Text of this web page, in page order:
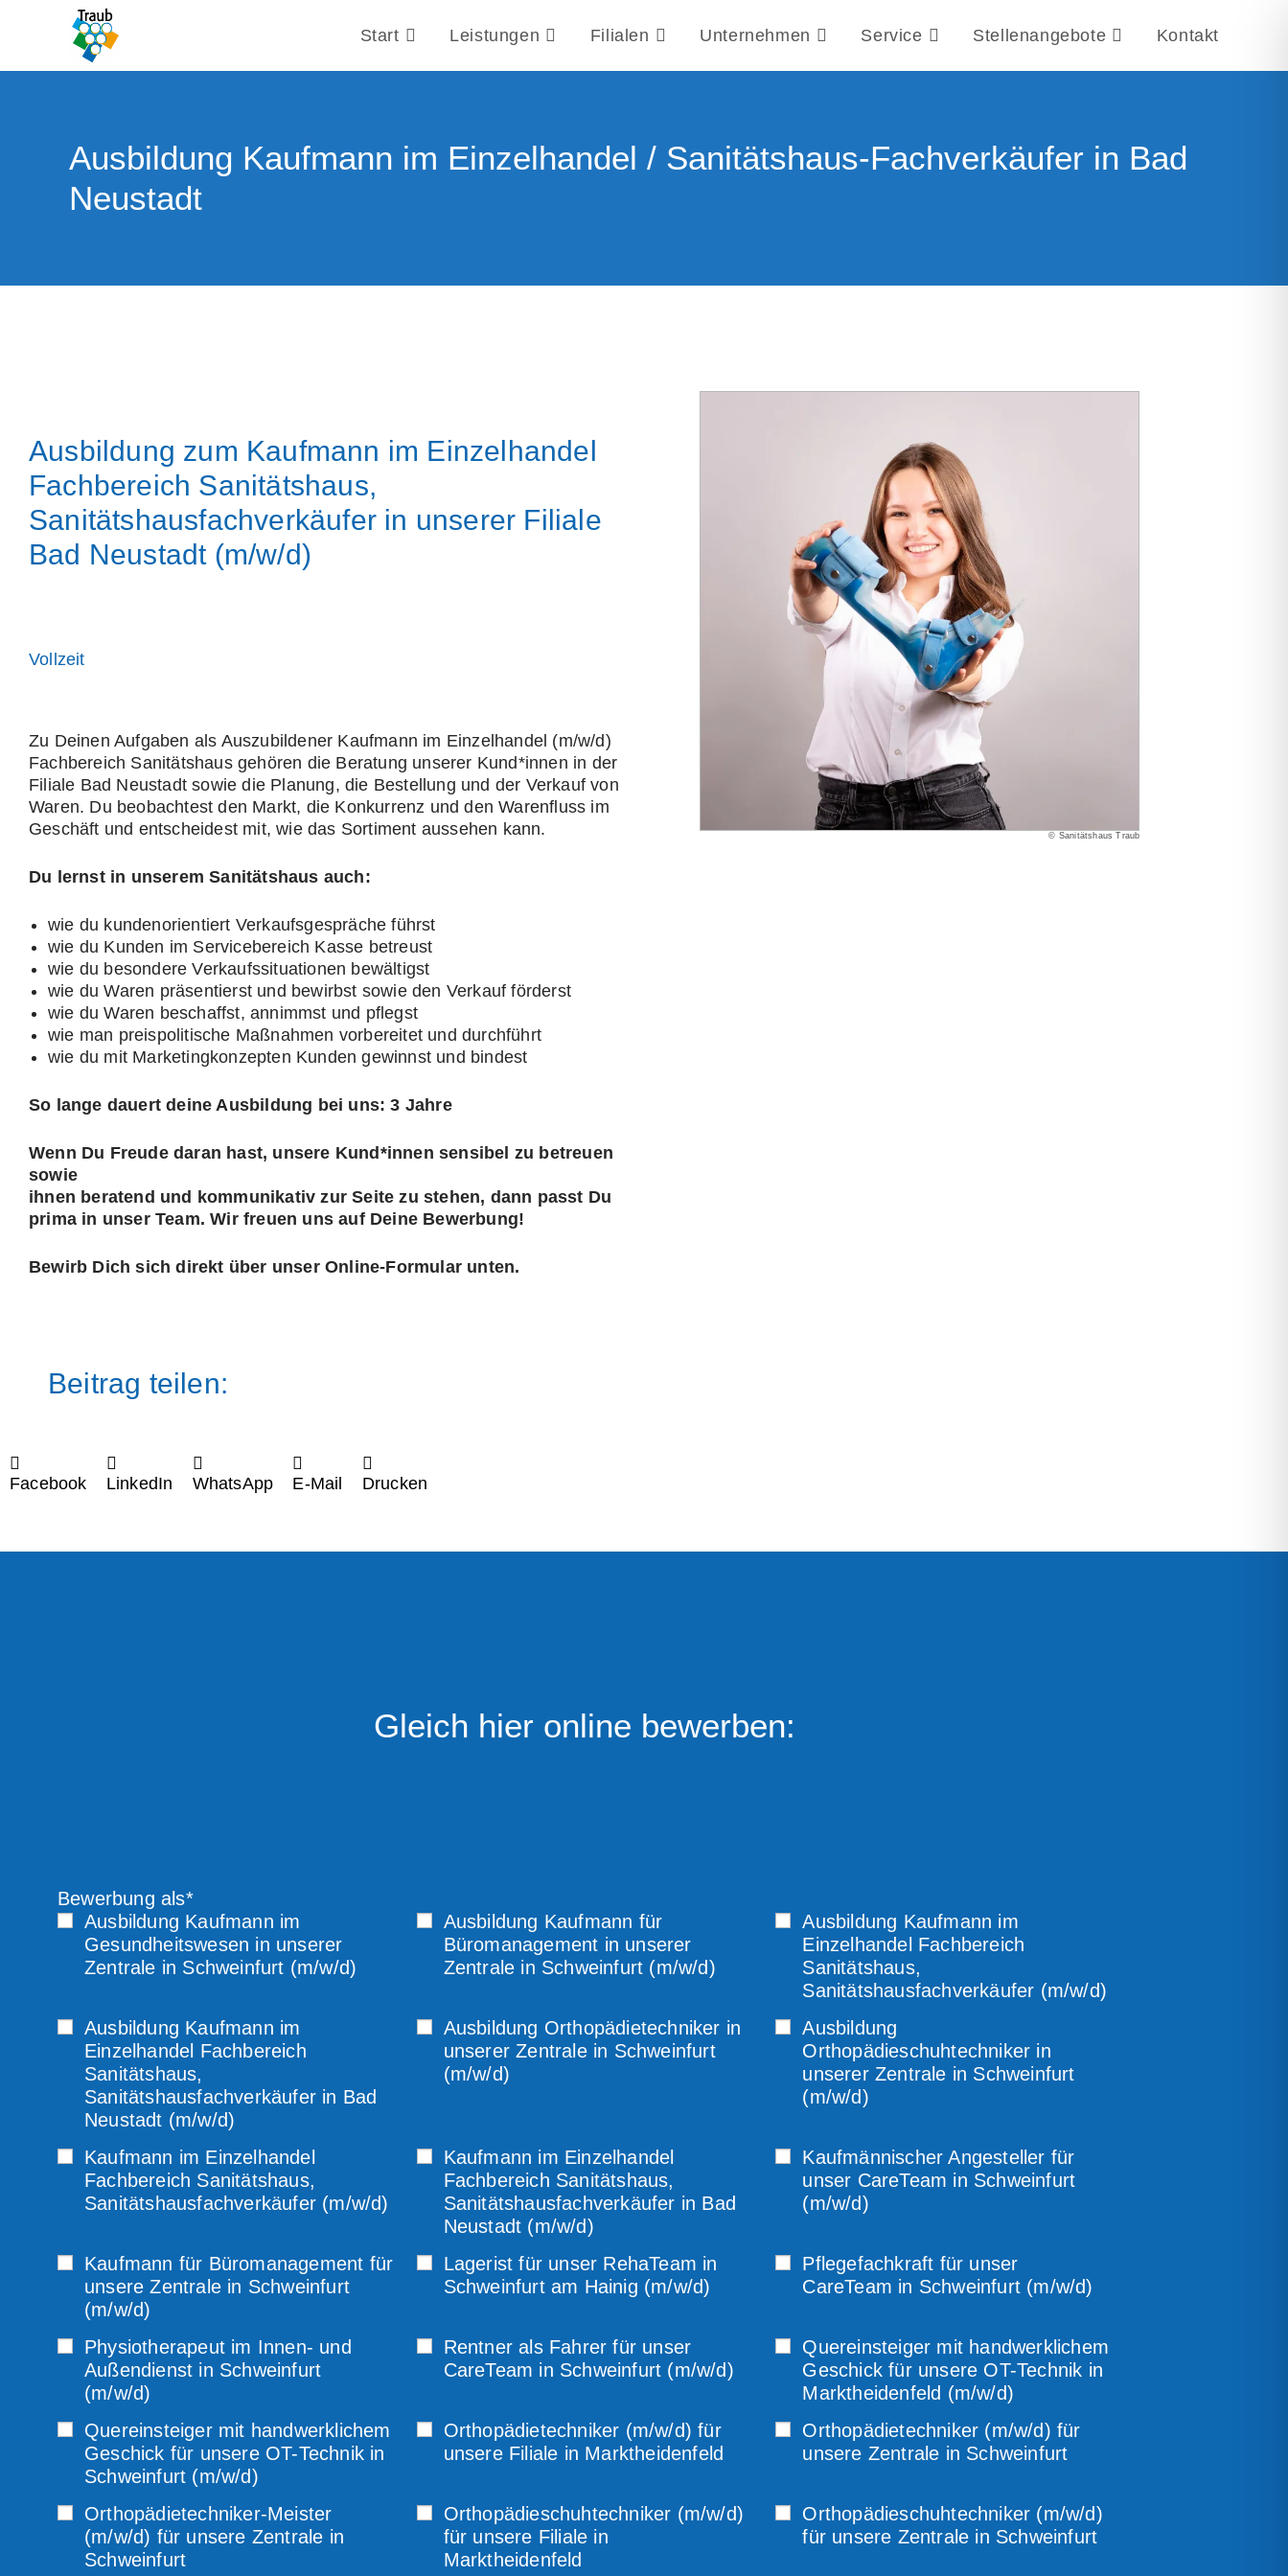
Start Leistungen Filialen Unternehmen Service Stellenangebote Kontakt
Ausbildung Kaufmann im Einzelhandel / Sanitätshaus-Fachverkäufer in Bad
Neustadt
Ausbildung zum Kaufmann im Einzelhandel
Fachbereich Sanitätshaus,
Sanitätshausfachverkäufer in unserer Filiale
Bad Neustadt (m/w/d)
Vollzeit
Zu Deinen Aufgaben als Auszubildener Kaufmann im Einzelhandel (m/w/d)
Fachbereich Sanitätshaus gehören die Beratung unserer Kund*innen in der
Filiale Bad Neustadt sowie die Planung, die Bestellung und der Verkauf von
Waren. Du beobachtest den Markt, die Konkurrenz und den Warenfluss im
Geschäft und entscheidest mit, wie das Sortiment aussehen kann.
Du lernst in unserem Sanitätshaus auch:
wie du kundenorientiert Verkaufsgespräche führst
wie du Kunden im Servicebereich Kasse betreust
wie du besondere Verkaufssituationen bewältigst
wie du Waren präsentierst und bewirbst sowie den Verkauf förderst
wie du Waren beschaffst, annimmst und pflegst
wie man preispolitische Maßnahmen vorbereitet und durchführt
wie du mit Marketingkonzepten Kunden gewinnst und bindest
So lange dauert deine Ausbildung bei uns: 3 Jahre
Wenn Du Freude daran hast, unsere Kund*innen sensibel zu betreuen
sowie
ihnen beratend und kommunikativ zur Seite zu stehen, dann passt Du
prima in unser Team. Wir freuen uns auf Deine Bewerbung!
Bewirb Dich sich direkt über unser Online-Formular unten.
© Sanitätshaus Traub
Beitrag teilen:
Facebook LinkedIn WhatsApp E-Mail Drucken
Gleich hier online bewerben:
Bewerbung als*
Ausbildung Kaufmann im
Gesundheitswesen in unserer
Zentrale in Schweinfurt (m/w/d)
Ausbildung Kaufmann für
Büromanagement in unserer
Zentrale in Schweinfurt (m/w/d)
Ausbildung Kaufmann im
Einzelhandel Fachbereich
Sanitätshaus,
Sanitätshausfachverkäufer (m/w/d)
Ausbildung Kaufmann im
Einzelhandel Fachbereich
Sanitätshaus,
Sanitätshausfachverkäufer in Bad
Neustadt (m/w/d)
Ausbildung Orthopädietechniker in
unserer Zentrale in Schweinfurt
(m/w/d)
Ausbildung
Orthopädieschuhtechniker in
unserer Zentrale in Schweinfurt
(m/w/d)
Kaufmann im Einzelhandel
Fachbereich Sanitätshaus,
Sanitätshausfachverkäufer (m/w/d)
Kaufmann im Einzelhandel
Fachbereich Sanitätshaus,
Sanitätshausfachverkäufer in Bad
Neustadt (m/w/d)
Kaufmännischer Angesteller für
unser CareTeam in Schweinfurt
(m/w/d)
Kaufmann für Büromanagement für
unsere Zentrale in Schweinfurt
(m/w/d)
Lagerist für unser RehaTeam in
Schweinfurt am Hainig (m/w/d)
Pflegefachkraft für unser
CareTeam in Schweinfurt (m/w/d)
Physiotherapeut im Innen- und
Außendienst in Schweinfurt
(m/w/d)
Rentner als Fahrer für unser
CareTeam in Schweinfurt (m/w/d)
Quereinsteiger mit handwerklichem
Geschick für unsere OT-Technik in
Marktheidenfeld (m/w/d)
Quereinsteiger mit handwerklichem
Geschick für unsere OT-Technik in
Schweinfurt (m/w/d)
Orthopädietechniker (m/w/d) für
unsere Filiale in Marktheidenfeld
Orthopädietechniker (m/w/d) für
unsere Zentrale in Schweinfurt
Orthopädietechniker-Meister
(m/w/d) für unsere Zentrale in
Schweinfurt
Orthopädieschuhtechniker (m/w/d)
für unsere Filiale in
Marktheidenfeld
Orthopädieschuhtechniker (m/w/d)
für unsere Zentrale in Schweinfurt